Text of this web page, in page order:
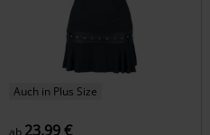
Auch in Plus Size
ab 23,99 €